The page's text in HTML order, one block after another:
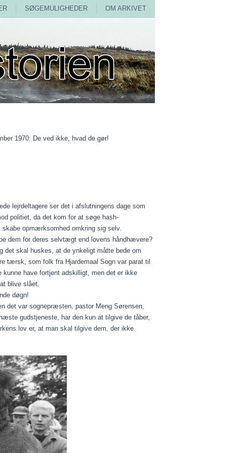
SØGEMULIGHEDER OM ARKIVET
1970: De ved ikke, hvad de gør!
lejrdeltagere ser det i afslutningens dage som
politiet, da det kom for at søge hash-
skabe opmærksomhed omkring sig selv.
dem for deres selvtægt end lovens håndhævere?
det skal huskes, at de ynkeligt måtte bede om
tærsk, som folk fra Hjardemaal Sogn var parat til
have fortjent adskilligt, men det er ikke
blive slået.
døgn!
det var sognepræsten, pastor Meng Sørensen,
gudstjeneste, har den kun at tilgive de tåber,
lov er, at man skal tilgive dem, der ikke